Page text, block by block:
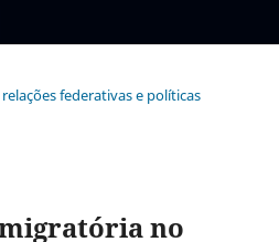
federativas e políticas
no